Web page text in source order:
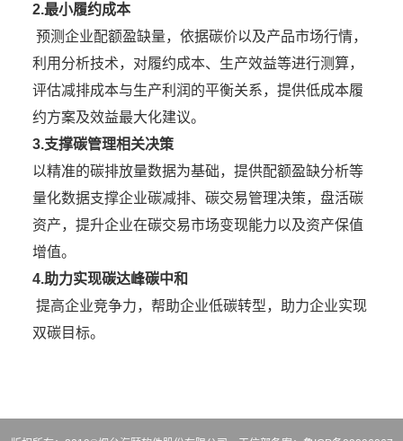
2.最小履约成本
预测企业配额盈缺量，依据碳价以及产品市场行情，
利用分析技术，对履约成本、生产效益等进行测算，
评估减排成本与生产利润的平衡关系，提供低成本履
约方案及效益最大化建议。
3.支撑碳管理相关决策
以精准的碳排放量数据为基础，提供配额盈缺分析等
量化数据支撑企业碳减排、碳交易管理决策，盘活碳
资产，提升企业在碳交易市场变现能力以及资产保值
增值。
4.助力实现碳达峰碳中和
提高企业竞争力，帮助企业低碳转型，助力企业实现
双碳目标。